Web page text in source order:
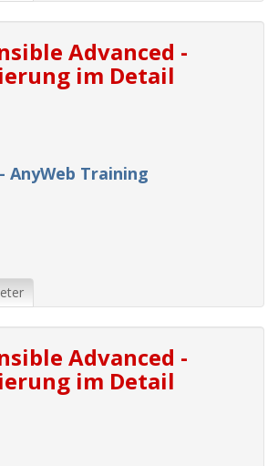
Advanced -
im Detail
AnyWeb Training
Advanced -
im Detail